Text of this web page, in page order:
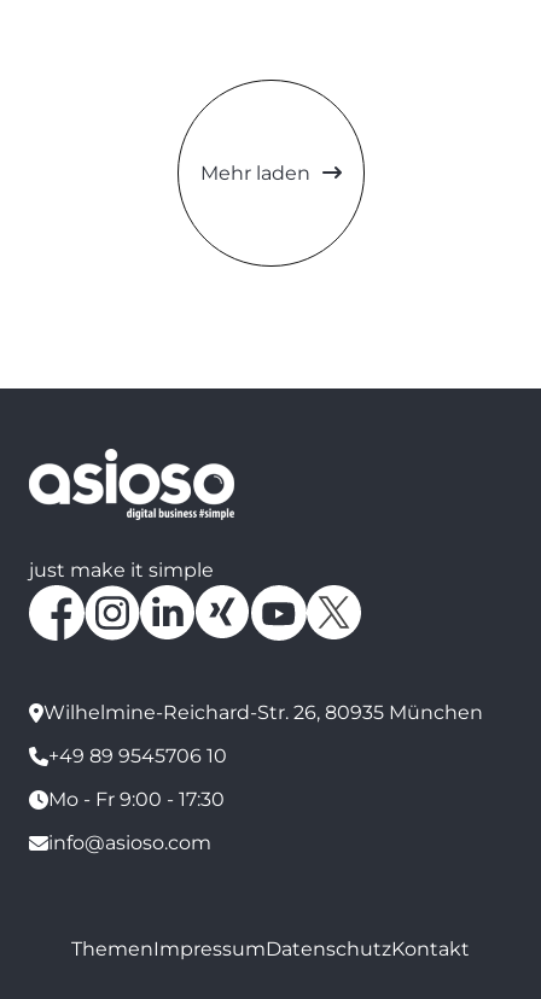
Mehr laden
just make it simple
Wilhelmine-Reichard-Str. 26, 80935 München
+49 89 9545706 10
Mo - Fr 9:00 - 17:30
info@asioso.com
ThemenImpressumDatenschutzKontakt